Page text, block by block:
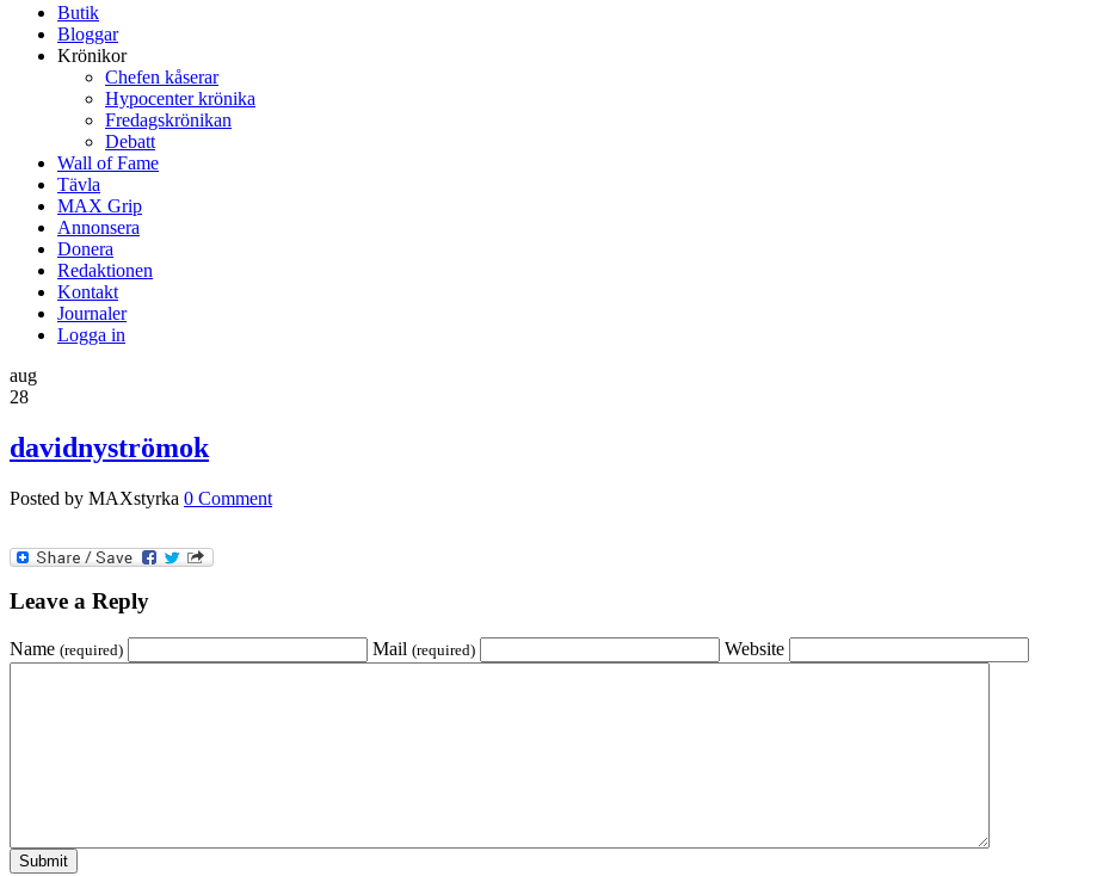
Butik
Bloggar
Krönikor
Chefen kåserar
Hypocenter krönika
Fredagskrönikan
Debatt
Wall of Fame
Tävla
MAX Grip
Annonsera
Donera
Redaktionen
Kontakt
Journaler
Logga in
aug
28
davidnyströmok
Posted by MAXstyrka 0 Comment
Leave a Reply
Name (required) Mail (required) Website